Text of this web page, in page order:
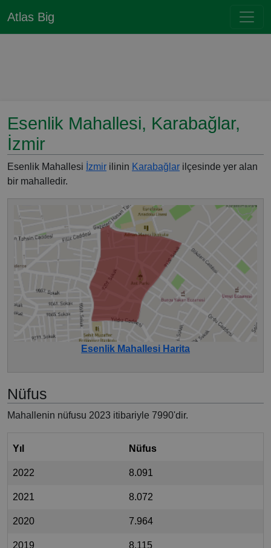
Atlas Big
Esenlik Mahallesi, Karabağlar,
İzmir
Esenlik Mahallesi İzmir ilinin Karabağlar ilçesinde yer alan
bir mahalledir.
Esenlik Mahallesi Harita
Nüfus
Mahallenin nüfusu 2023 itibariyle 7990'dir.
Yıl Nüfus
2022 8.091
2021 8.072
2020 7.964
2019 8.115